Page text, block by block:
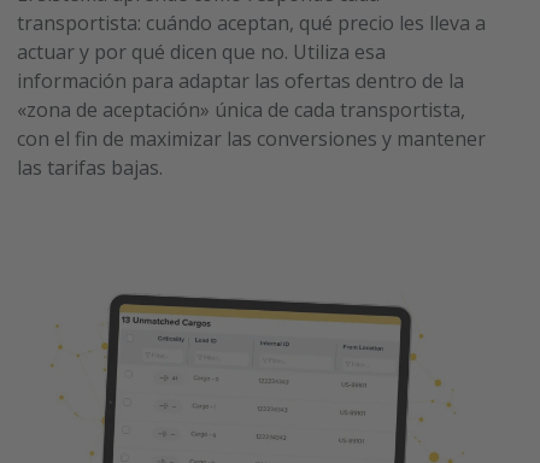
transportista: cuándo aceptan, qué precio les lleva a
actuar y por qué dicen que no. Utiliza esa
información para adaptar las ofertas dentro de la
«zona de aceptación» única de cada transportista,
con el fin de maximizar las conversiones y mantener
las tarifas bajas.